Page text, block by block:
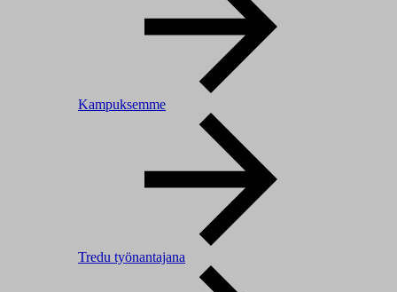
Kampuksemme
Tredu työnantajana